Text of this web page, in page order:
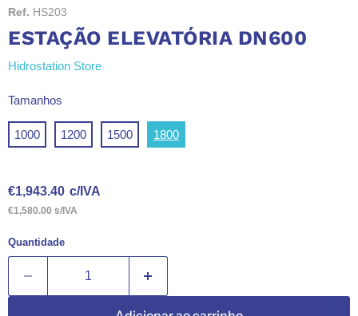
Ref. HS203
ESTAÇÃO ELEVATÓRIA DN600
Hidrostation Store
Tamanhos
1000 1200 1500 1800
€1,943.40 c/IVA
€1,580.00 s/IVA
Quantidade